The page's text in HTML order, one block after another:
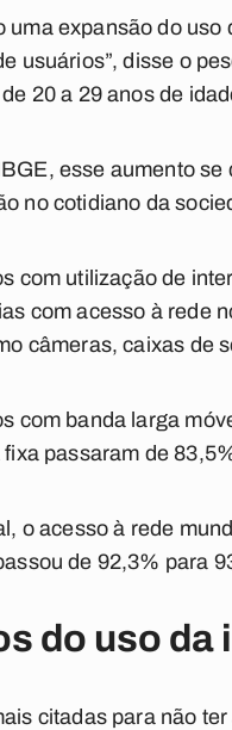
uma expansão do
usuários”, disse o
20 a 29 anos de
esse aumento
no cotidiano da
com utilização de
com acesso à rede
câmeras, caixas de
com banda larga
fixa passaram de
o acesso à rede
de 92,3% para
do uso da
citadas para não